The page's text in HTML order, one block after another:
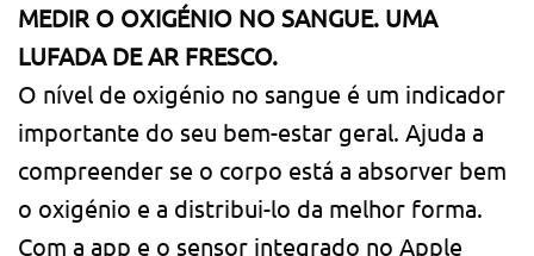
MEDIR O OXIGÉNIO NO SANGUE. UMA
LUFADA DE AR FRESCO.
O nível de oxigénio no sangue é um indicador
importante do seu bem-estar geral. Ajuda a
compreender se o corpo está a absorver bem
o oxigénio e a distribui-lo da melhor forma.
Com a app e o sensor integrado no Apple